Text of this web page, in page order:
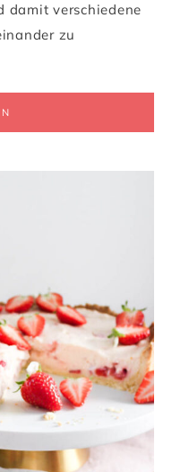
damit verschiedene
zu